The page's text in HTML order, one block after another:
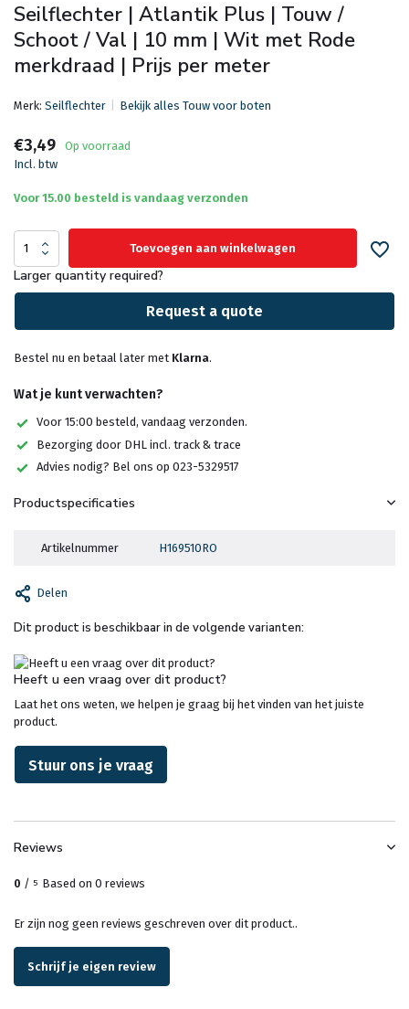
Seilflechter | Atlantik Plus | Touw /
Schoot / Val | 10 mm | Wit met Rode
merkdraad | Prijs per meter
Merk: Seilflechter Bekijk alles Touw voor boten
€3,49
Op voorraad
Incl. btw
Voor 15.00 besteld is vandaag verzonden
Toevoegen aan winkelwagen
Larger quantity required?
Request a quote
Bestel nu en betaal later met Klarna.
Wat je kunt verwachten?
Voor 15:00 besteld, vandaag verzonden.
Bezorging door DHL incl. track & trace
Advies nodig? Bel ons op 023-5329517
Productspecificaties
Artikelnummer H169510RO
Delen
Dit product is beschikbaar in de volgende varianten:
Heeft u een vraag over dit product?
Laat het ons weten, we helpen je graag bij het vinden van het juiste
product.
Stuur ons je vraag
Reviews
0 / 5 Based on 0 reviews
Er zijn nog geen reviews geschreven over dit product..
Schrijf je eigen review